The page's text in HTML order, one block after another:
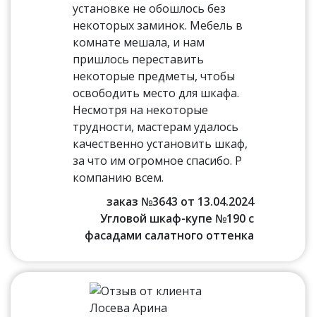
установке не обошлось без
некоторых заминок. Мебель в
комнате мешала, и нам
пришлось переставить
некоторые предметы, чтобы
освободить место для шкафа.
Несмотря на некоторые
трудности, мастерам удалось
качественно установить шкаф,
за что им огромное спасибо. Р
компанию всем.
заказ №3643 от 13.04.2024
Угловой шкаф-купе №190 с
фасадами салатного оттенка